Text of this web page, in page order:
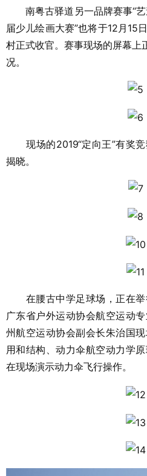
南粤古驿道另一品牌赛事“艺
届少儿绘画大赛”也将于12月15
村正式收官。赛事现场的屏幕上
况。
现场的2019“定向王”有奖竞
揭晓。
在腰古中学足球场，正在举
广东省户外运动协会航空运动
州航空运动协会副会长朱治国
用和结构、动力伞航空动力学
在现场演示动力伞飞行操作。